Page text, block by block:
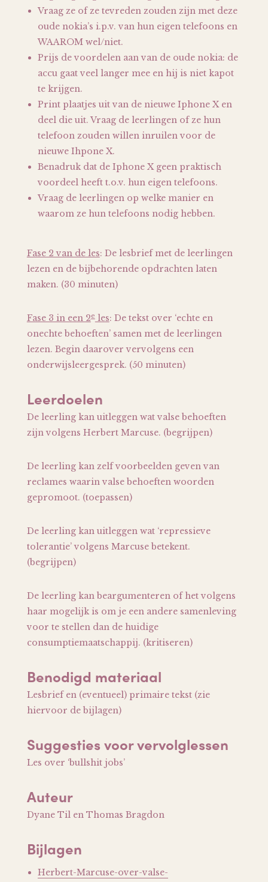
Vraag ze of ze tevreden zouden zijn met deze
oude nokia’s i.p.v. van hun eigen telefoons en
WAAROM wel/niet.
Prijs de voordelen aan van de oude nokia: de
accu gaat veel langer mee en hij is niet kapot
te krijgen.
Print plaatjes uit van de nieuwe Iphone X en
deel die uit. Vraag de leerlingen of ze hun
telefoon zouden willen inruilen voor de
nieuwe Ihpone X.
Benadruk dat de Iphone X geen praktisch
voordeel heeft t.o.v. hun eigen telefoons.
Vraag de leerlingen op welke manier en
waarom ze hun telefoons nodig hebben.
Fase 2 van de les: De lesbrief met de leerlingen
lezen en de bijbehorende opdrachten laten
maken. (30 minuten)
Fase 3 in een 2eles: De tekst over ‘echte en
onechte behoeften’ samen met de leerlingen
lezen. Begin daarover vervolgens een
onderwijsleergesprek. (50 minuten)
Leerdoelen
De leerling kan uitleggen wat valse behoeften
zijn volgens Herbert Marcuse. (begrijpen)
De leerling kan zelf voorbeelden geven van
reclames waarin valse behoeften woorden
gepromoot. (toepassen)
De leerling kan uitleggen wat ‘repressieve
tolerantie’ volgens Marcuse betekent.
(begrijpen)
De leerling kan beargumenteren of het volgens
haar mogelijk is om je een andere samenleving
voor te stellen dan de huidige
consumptiemaatschappij. (kritiseren)
Benodigd materiaal
Lesbrief en (eventueel) primaire tekst (zie
hiervoor de bijlagen)
Suggesties voor vervolglessen
Les over ‘bullshit jobs’
Auteur
Dyane Til en Thomas Bragdon
Bijlagen
Herbert-Marcuse-over-valse-